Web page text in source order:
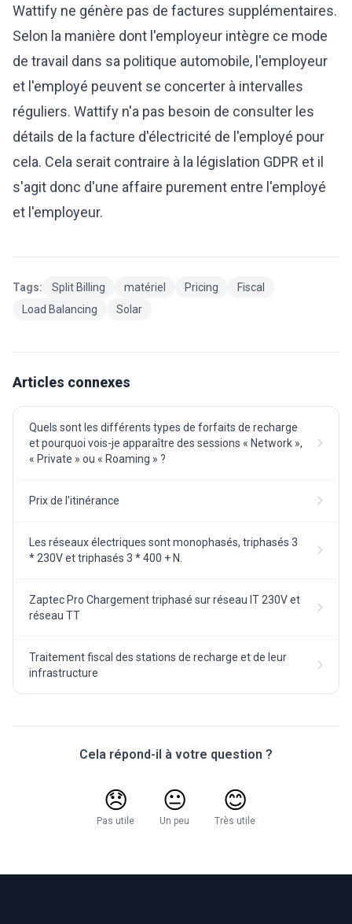
Wattify ne génère pas de factures supplémentaires.
Selon la manière dont l'employeur intègre ce mode
de travail dans sa politique automobile, l'employeur
et l'employé peuvent se concerter à intervalles
réguliers. Wattify n'a pas besoin de consulter les
détails de la facture d'électricité de l'employé pour
cela. Cela serait contraire à la législation GDPR et il
s'agit donc d'une affaire purement entre l'employé
et l'employeur.
Tags: Split Billing matériel Pricing
Fiscal
Load Balancing
Solar
Articles connexes
Quels sont les différents types de forfaits de recharge
et pourquoi vois-je apparaître des sessions « Network »,
« Private » ou « Roaming » ?
Prix de l'itinérance
Les réseaux électriques sont monophasés, triphasés 3
* 230V et triphasés 3 * 400 + N.
Zaptec Pro Chargement triphasé sur réseau IT 230V et
réseau TT
Traitement fiscal des stations de recharge et de leur
infrastructure
Cela répond-il à votre question ?
😞
Pas utile
😐
Un peu
😊
Très utile